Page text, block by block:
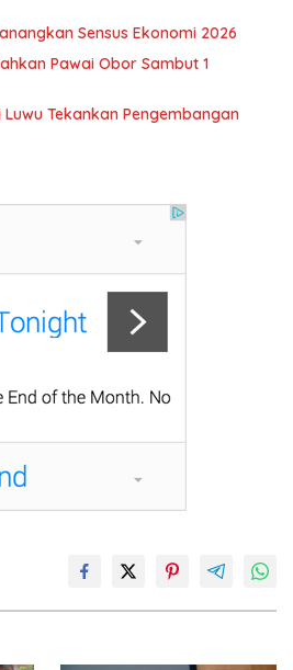
Sensus Ekonomi 2026
Pawai Obor Sambut 1
Luwu Tekankan Pengembangan